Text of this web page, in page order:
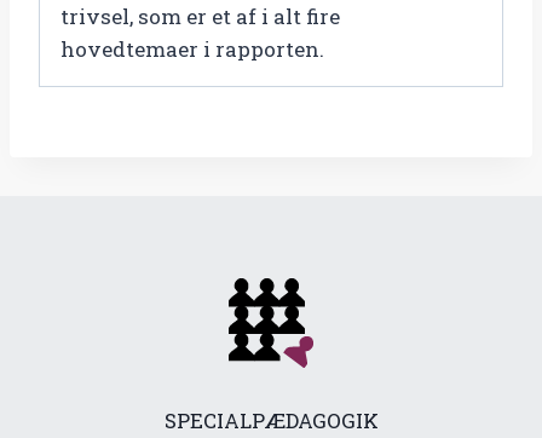
trivsel, som er et af i alt fire
hovedtemaer i rapporten.
SPECIALPÆDAGOGIK